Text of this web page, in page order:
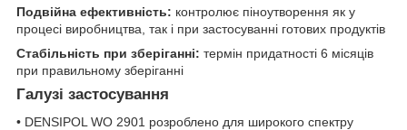
Подвійна ефективність: контролює піноутворення як у
процесі виробництва, так і при застосуванні готових продуктів
Стабільність при зберіганні: термін придатності 6 місяців
при правильному зберіганні
Галузі застосування
• DENSIPOL WO 2901 розроблено для широкого спектру